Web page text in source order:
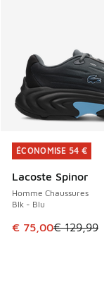
ÉCONOMISE 54 €
Lacoste Spinor
Homme Chaussures
Blk - Blu
Cet article est en
€ 75,00€ 129,99
ÉCONOMISE 54 €